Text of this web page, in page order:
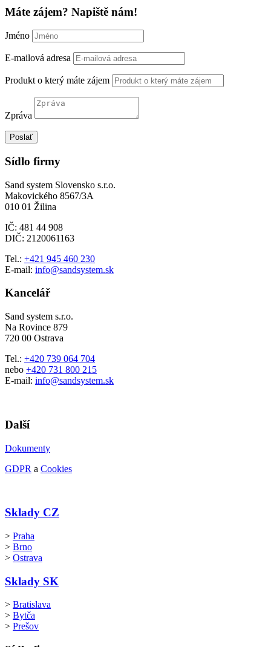
Máte zájem? Napiště nám!
Jméno
E-mailová adresa
Produkt o který máte zájem
Zpráva
Poslať
Sídlo firmy
Sand system Slovensko s.r.o.
Makovického 8567/3A
010 01 Žilina
IČ: 481 44 908
DIČ: 2120061163
Tel.: +421 945 460 230
E-mail: info@sandsystem.sk
Kancelář
Sand system s.r.o.
Na Rovince 879
720 00 Ostrava
Tel.: +420 739 064 704
nebo +420 731 800 215
E-mail: info@sandsystem.sk
Další
Dokumenty
GDPR a Cookies
Sklady CZ
> Praha
> Brno
> Ostrava
Sklady SK
> Bratislava
> Bytča
> Prešov